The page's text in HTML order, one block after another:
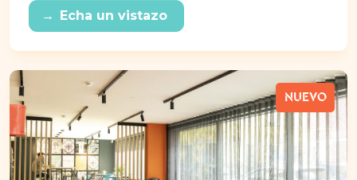
→ Echa un vistazo
NUEVO